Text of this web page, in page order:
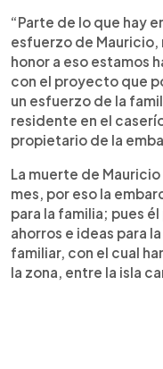
“Parte de lo que hay
esfuerzo de Mauricio,
honor a eso estamos
con el proyecto que
un esfuerzo de la
residente en el
propietario de la
La muerte de
mes, por eso la
para la familia; pues
ahorros e ideas para
familiar, con el cual
la zona, entre la isla